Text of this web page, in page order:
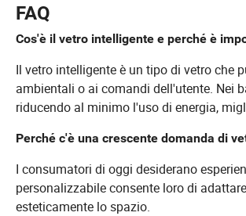
FAQ
Cos'è il vetro intelligente e perché è
Il vetro intelligente è un tipo di vetro che
ambientali o ai comandi dell'utente. Nei
riducendo al minimo l'uso di energia,
Perché c'è una crescente domanda di
I consumatori di oggi desiderano
personalizzabile consente loro di
esteticamente lo spazio.